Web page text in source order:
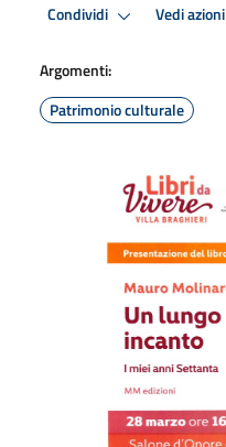
Condividi Vedi azioni
Argomenti:
Patrimonio culturale